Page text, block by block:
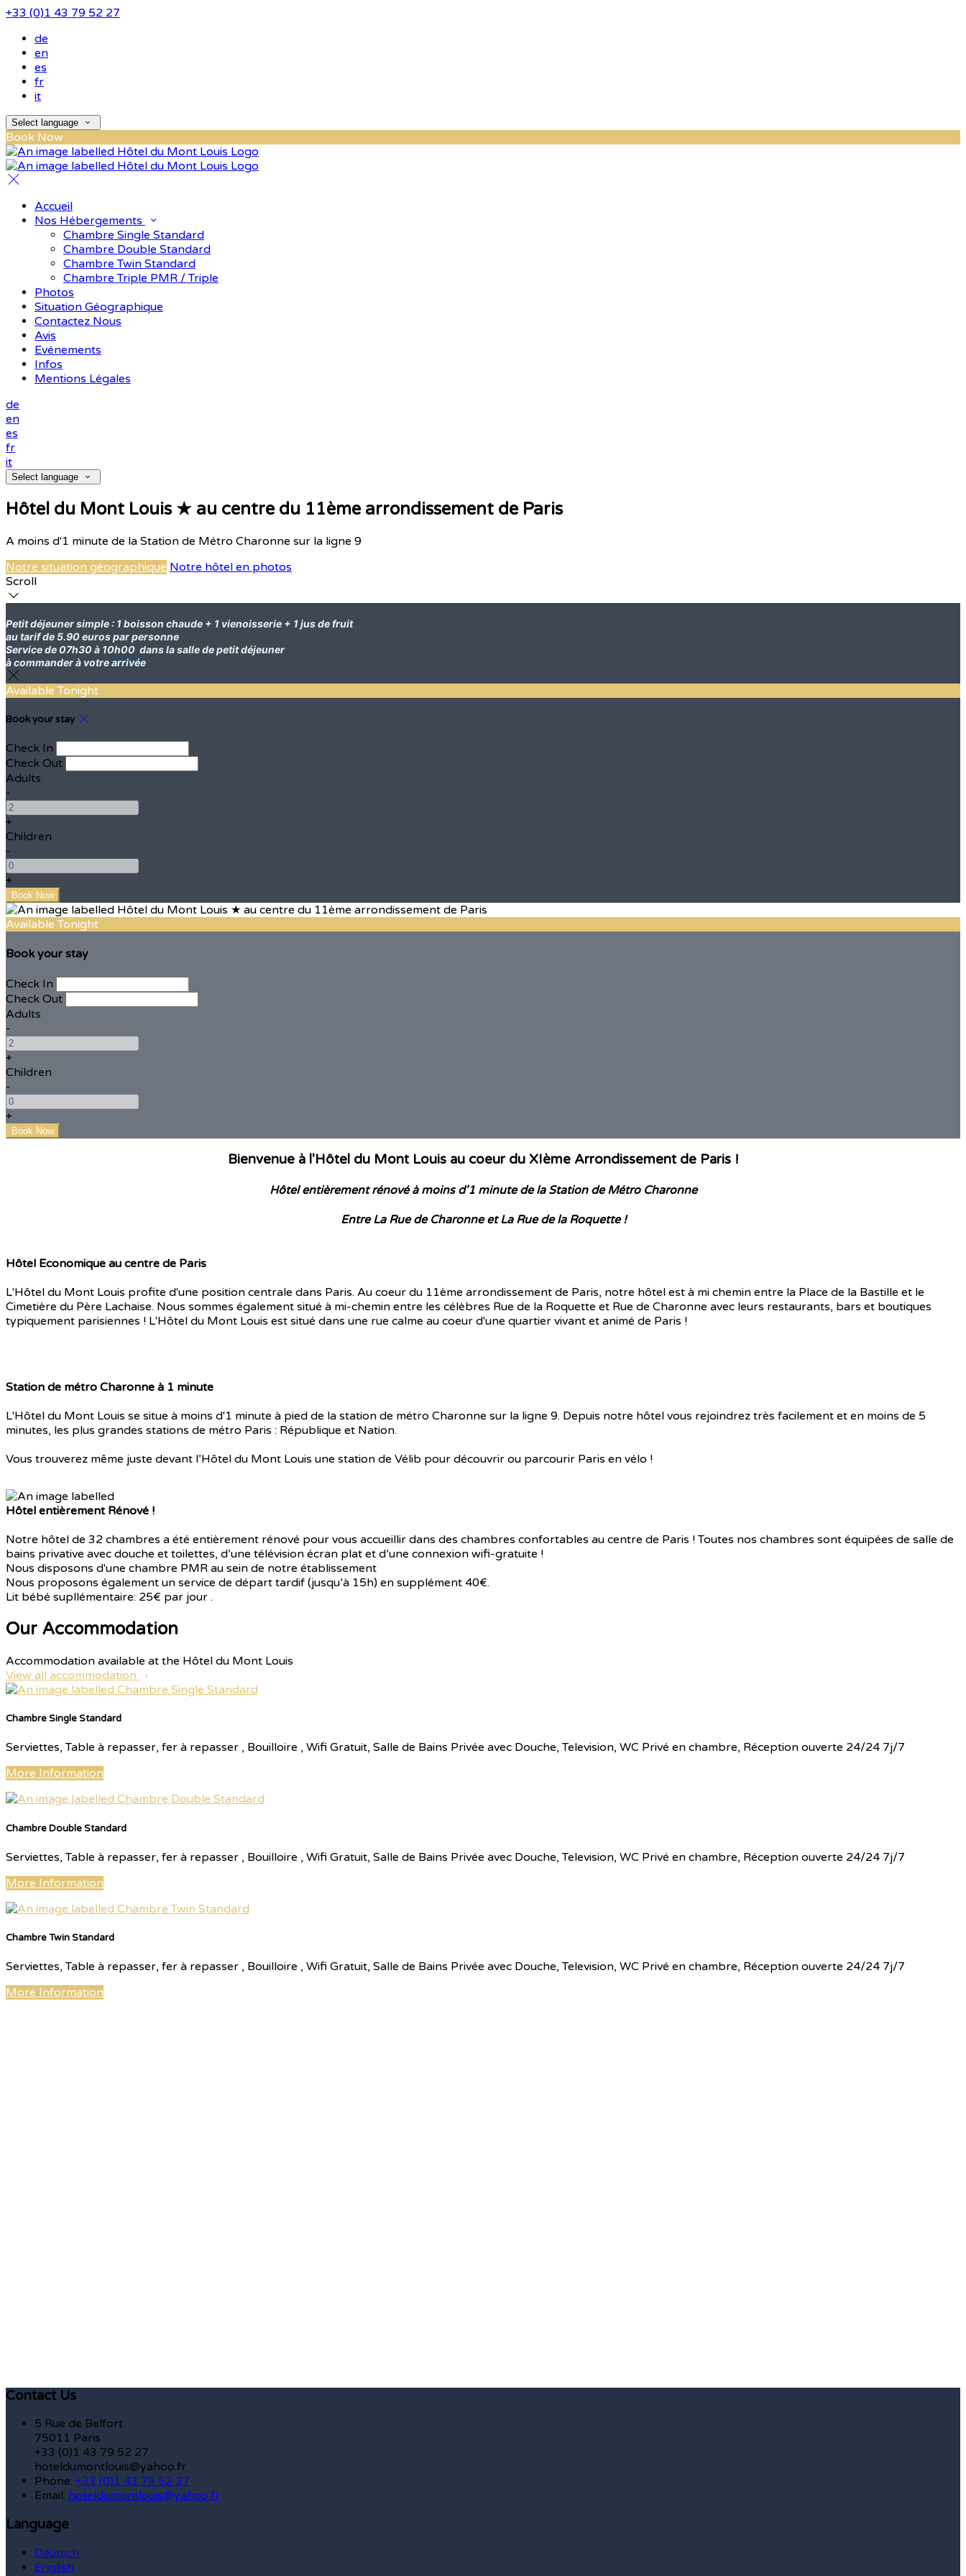
+33 (0)1 43 79 52 27
de
en
es
fr
it
Select language
Book Now
Accueil
Nos Hébergements
Chambre Single Standard
Chambre Double Standard
Chambre Twin Standard
Chambre Triple PMR / Triple
Photos
Situation Géographique
Contactez Nous
Avis
Evénements
Infos
Mentions Légales
de
en
es
fr
it
Select language
Hôtel du Mont Louis ★ au centre du 11ème arrondissement de Paris
A moins d'1 minute de la Station de Métro Charonne sur la ligne 9
Notre situation géographique Notre hôtel en photos
Scroll
Petit déjeuner simple : 1 boisson chaude + 1 vienoisserie + 1 jus de fruit
au tarif de 5.90 euros par personne
Service de 07h30 à 10h00 dans la salle de petit déjeuner
à commander à votrearrivée
Available Tonight
Book your stay
Check In
Check Out
Adults
-
+
Children
-
+
Available Tonight
Book your stay
Check In
Check Out
Adults
-
+
Children
-
+
Bienvenue à l'Hôtel du Mont Louis au coeur du XIème Arrondissement de Paris !
Hôtel entièrement rénové à moins d'1 minute de la Station de Métro Charonne
Entre La Rue de Charonne et La Rue de la Roquette !
Hôtel Economique au centre de Paris
L'Hôtel du Mont Louis profite d'une position centrale dans Paris. Au coeur du 11ème arrondissement de Paris, notre hôtel est à mi chemin entre la Place de la Bastille et le
Cimetière du Père Lachaise. Nous sommes également situé à mi-chemin entre les célèbres Rue de la Roquette et Rue de Charonne avec leurs restaurants, bars et boutiques
typiquement parisiennes ! L'Hôtel du Mont Louis est situé dans une rue calme au coeur d'une quartier vivant et animé de Paris !
Station de métro Charonne à 1 minute
L'Hôtel du Mont Louis se situe à moins d'1 minute à pied de la station de métro Charonne sur la ligne 9. Depuis notre hôtel vous rejoindrez très facilement et en moins de 5
minutes, les plus grandes stations de métro Paris : République et Nation.
Vous trouverez même juste devant l’Hôtel du Mont Louis une station de Vélib pour découvrir ou parcourir Paris en vélo !
Hôtel entièrement Rénové !
Notre hôtel de 32 chambres a été entièrement rénové pour vous accueillir dans des chambres confortables au centre de Paris ! Toutes nos chambres sont équipées de salle de
bains privative avec douche et toilettes, d’une télévision écran plat et d’une connexion wifi-gratuite !
Nous disposons d'une chambre PMR au sein de notre établissement
Nous proposons également un service de départ tardif (jusqu’à 15h) en supplément 40€.
Lit bébé supllémentaire: 25€ par jour .
Our Accommodation
Accommodation available at the Hôtel du Mont Louis
View all accommodation
Chambre Single Standard
Serviettes, Table à repasser, fer à repasser , Bouilloire , Wifi Gratuit, Salle de Bains Privée avec Douche, Television, WC Privé en chambre, Réception ouverte 24/24 7j/7
More Information
Chambre Double Standard
Serviettes, Table à repasser, fer à repasser , Bouilloire , Wifi Gratuit, Salle de Bains Privée avec Douche, Television, WC Privé en chambre, Réception ouverte 24/24 7j/7
More Information
Chambre Twin Standard
Serviettes, Table à repasser, fer à repasser , Bouilloire , Wifi Gratuit, Salle de Bains Privée avec Douche, Television, WC Privé en chambre, Réception ouverte 24/24 7j/7
More Information
Contact Us
5 Rue de Belfort
75011 Paris
+33 (0)1 43 79 52 27
hoteldumontlouis@yahoo.fr
Phone: +33 (0)1 43 79 52 27
Email: hoteldumontlouis@yahoo.fr
Language
Deutsch
English